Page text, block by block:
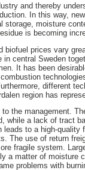
and thereby
In this way,
moisture
is becoming
prices vary
central Sweden
It has been
different
region has
the management.
while a lack of tract
to a high-
The use of return
fragile system.
a matter of moisture
problems with